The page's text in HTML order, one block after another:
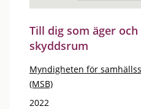
Till dig som äger
skyddsrum
Myndigheten för
(MSB)
2022